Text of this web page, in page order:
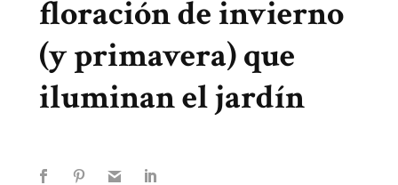
floración de invierno
(y primavera) que
iluminan el jardín